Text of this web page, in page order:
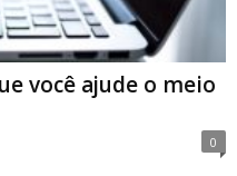
você ajude o meio
0